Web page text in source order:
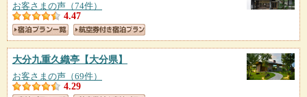
お客さまの声（74件）
4.47
大分九重久織亭 【大分県】
お客さまの声（69件）
4.29